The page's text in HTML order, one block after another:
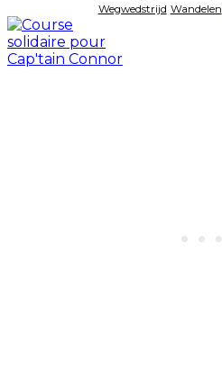
Wegwedstrijd Wandelen